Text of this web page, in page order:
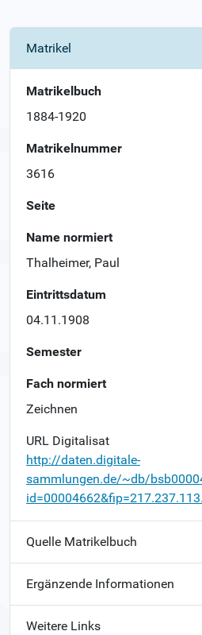
Matrikel
Matrikelbuch
1884-1920
Matrikelnummer
3616
Seite
Name normiert
Thalheimer, Paul
Eintrittsdatum
04.11.1908
Semester
Fach normiert
Zeichnen
URL Digitalisat
http://daten.digitale-
sammlungen.de/~db/
Quelle Matrikelbuch
Ergänzende Informationen
Weitere Links